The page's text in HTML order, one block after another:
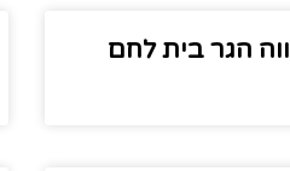
הגר בית לחם